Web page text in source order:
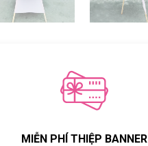
MIỄN PHÍ THIỆP BANNER